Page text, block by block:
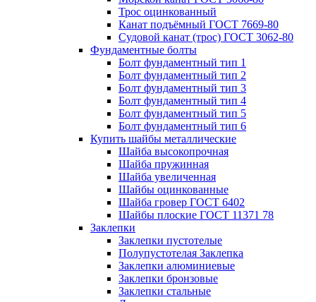
Трос оцинкованный
Канат подъёмный ГОСТ 7669-80
Судовой канат (трос) ГОСТ 3062-80
Фундаментные болты
Болт фундаментный тип 1
Болт фундаментный тип 2
Болт фундаментный тип 3
Болт фундаментный тип 4
Болт фундаментный тип 5
Болт фундаментный тип 6
Купить шайбы металлические
Шайба высокопрочная
Шайба пружинная
Шайба увеличенная
Шайбы оцинкованные
Шайба гровер ГОСТ 6402
Шайбы плоские ГОСТ 11371 78
Заклепки
Заклепки пустотелые
Полупустотелая Заклепка
Заклепки алюминиевые
Заклепки бронзовые
Заклепки стальные